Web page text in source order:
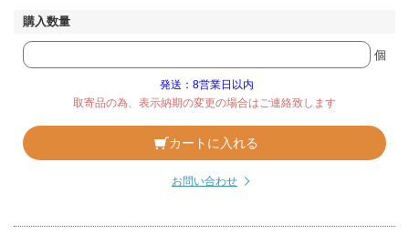
個
発送：8営業日以内
取寄品の為、表示納期の変更の場合はご連絡致します
カートに入れる
お問い合わせ